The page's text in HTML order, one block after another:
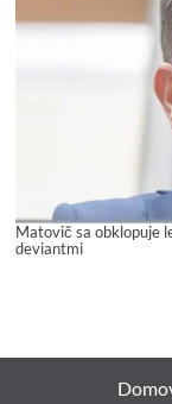
Matovič sa obklopuje
deviantmi